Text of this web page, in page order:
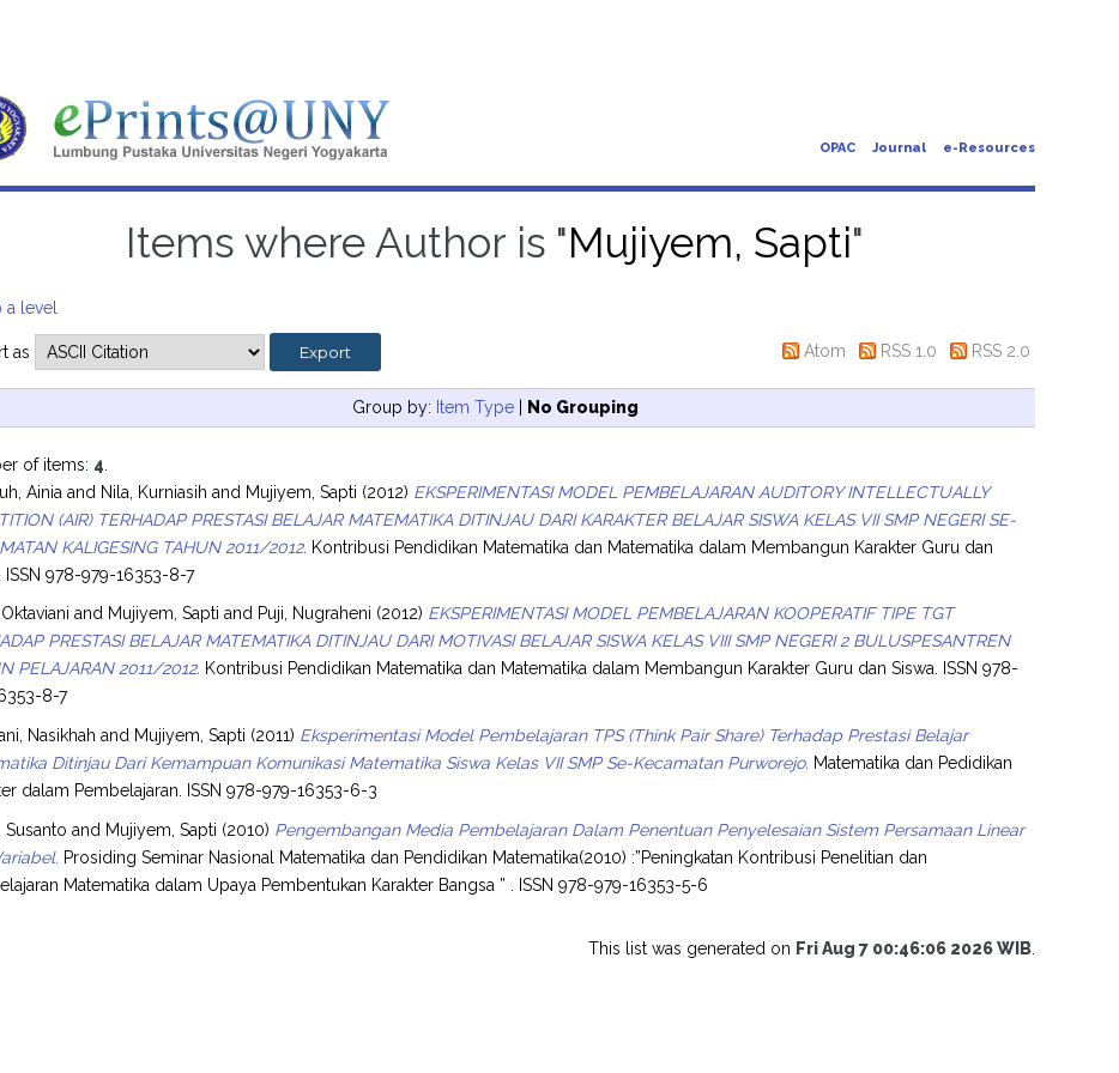
OPAC Journal e-Resources
Items where Author is "Mujiyem, Sapti"
a level
as Atom RSS 1.0 RSS 2.0
Group by: Item Type| No Grouping
of items: 4
Ainia and Nila, Kurniasih and Mujiyem, Sapti (2012) EKSPERIMENTASI MODEL PEMBELAJARAN AUDITORY INTELLECTUALLY
(AIR) TERHADAP PRESTASI BELAJAR MATEMATIKA DITINJAU DARI KARAKTER BELAJAR SISWA KELAS VII SMP NEGERI SE-
KALIGESING TAHUN 2011/2012. Kontribusi Pendidikan Matematika dan Matematika dalam Membangun Karakter Guru dan
ISSN 978-979-16353-8-7
and Mujiyem, Sapti and Puji, Nugraheni (2012) EKSPERIMENTASI MODEL PEMBELAJARAN KOOPERATIF TIPE TGT
PRESTASI BELAJAR MATEMATIKA DITINJAU DARI MOTIVASI BELAJAR SISWA KELAS VIII SMP NEGERI 2 BULUSPESANTREN
PELAJARAN 2011/2012. Kontribusi Pendidikan Matematika dan Matematika dalam Membangun Karakter Guru dan Siswa. ISSN 978-
8-7
Nasikhah and Mujiyem, Sapti (2011) Eksperimentasi Model Pembelajaran TPS (Think Pair Share) Terhadap Prestasi Belajar
Ditinjau Dari Kemampuan Komunikasi Matematika Siswa Kelas VII SMP Se-Kecamatan Purworejo. Matematika dan Pedidikan
dalam Pembelajaran. ISSN 978-979-16353-6-3
Susanto and Mujiyem, Sapti (2010) Pengembangan Media Pembelajaran Dalam Penentuan Penyelesaian Sistem Persamaan Linear
Prosiding Seminar Nasional Matematika dan Pendidikan Matematika(2010) :”Peningkatan Kontribusi Penelitian dan
Matematika dalam Upaya Pembentukan Karakter Bangsa ” . ISSN 978-979-16353-5-6
This list was generated on Fri Aug 7 00:46:06 2026 WIB